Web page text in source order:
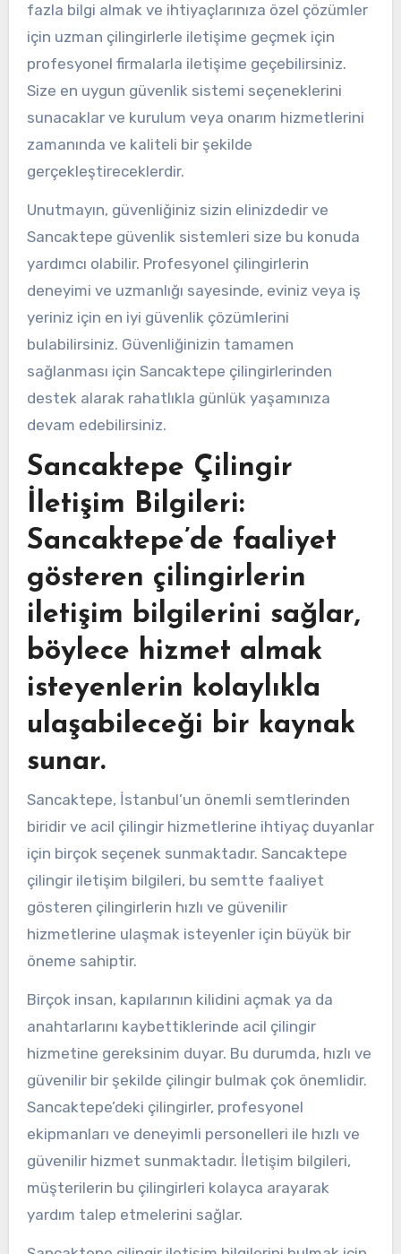
fazla bilgi almak ve ihtiyaçlarınıza özel çözümler
için uzman çilingirlerle iletişime geçmek için
profesyonel firmalarla iletişime geçebilirsiniz.
Size en uygun güvenlik sistemi seçeneklerini
sunacaklar ve kurulum veya onarım hizmetlerini
zamanında ve kaliteli bir şekilde
gerçekleştireceklerdir.
Unutmayın, güvenliğiniz sizin elinizdedir ve
Sancaktepe güvenlik sistemleri size bu konuda
yardımcı olabilir. Profesyonel çilingirlerin
deneyimi ve uzmanlığı sayesinde, eviniz veya iş
yeriniz için en iyi güvenlik çözümlerini
bulabilirsiniz. Güvenliğinizin tamamen
sağlanması için Sancaktepe çilingirlerinden
destek alarak rahatlıkla günlük yaşamınıza
devam edebilirsiniz.
Sancaktepe Çilingir
İletişim Bilgileri:
Sancaktepe’de faaliyet
gösteren çilingirlerin
iletişim bilgilerini sağlar,
böylece hizmet almak
isteyenlerin kolaylıkla
ulaşabileceği bir kaynak
sunar.
Sancaktepe, İstanbul’un önemli semtlerinden
biridir ve acil çilingir hizmetlerine ihtiyaç duyanlar
için birçok seçenek sunmaktadır. Sancaktepe
çilingir iletişim bilgileri, bu semtte faaliyet
gösteren çilingirlerin hızlı ve güvenilir
hizmetlerine ulaşmak isteyenler için büyük bir
öneme sahiptir.
Birçok insan, kapılarının kilidini açmak ya da
anahtarlarını kaybettiklerinde acil çilingir
hizmetine gereksinim duyar. Bu durumda, hızlı ve
güvenilir bir şekilde çilingir bulmak çok önemlidir.
Sancaktepe’deki çilingirler, profesyonel
ekipmanları ve deneyimli personelleri ile hızlı ve
güvenilir hizmet sunmaktadır. İletişim bilgileri,
müşterilerin bu çilingirleri kolayca arayarak
yardım talep etmelerini sağlar.